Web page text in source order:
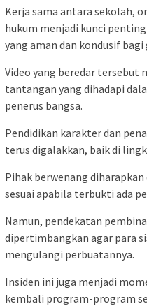
Kerja sama antara sekolah,
hukum menjadi kunci
yang aman dan kondusif bagi
Video yang beredar tersebut
tantangan yang dihadapi
penerus bangsa.
Pendidikan karakter dan
terus digalakkan, baik di
Pihak berwenang
sesuai apabila terbukti ada
Namun, pendekatan
dipertimbangkan agar para
mengulangi perbuatannya.
Insiden ini juga menjadi
kembali program-program